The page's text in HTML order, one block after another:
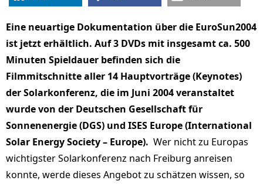
Eine neuartige Dokumentation über die EuroSun2004
ist jetzt erhältlich. Auf 3 DVDs mit insgesamt ca. 500
Minuten Spieldauer befinden sich die
Filmmitschnitte aller 14 Hauptvorträge (Keynotes)
der Solarkonferenz, die im Juni 2004 veranstaltet
wurde von der Deutschen Gesellschaft für
Sonnenenergie (DGS) und ISES Europe (International
Solar Energy Society – Europe). Wer nicht zu Europas
wichtigster Solarkonferenz nach Freiburg anreisen
konnte, werde dieses Angebot zu schätzen wissen, so